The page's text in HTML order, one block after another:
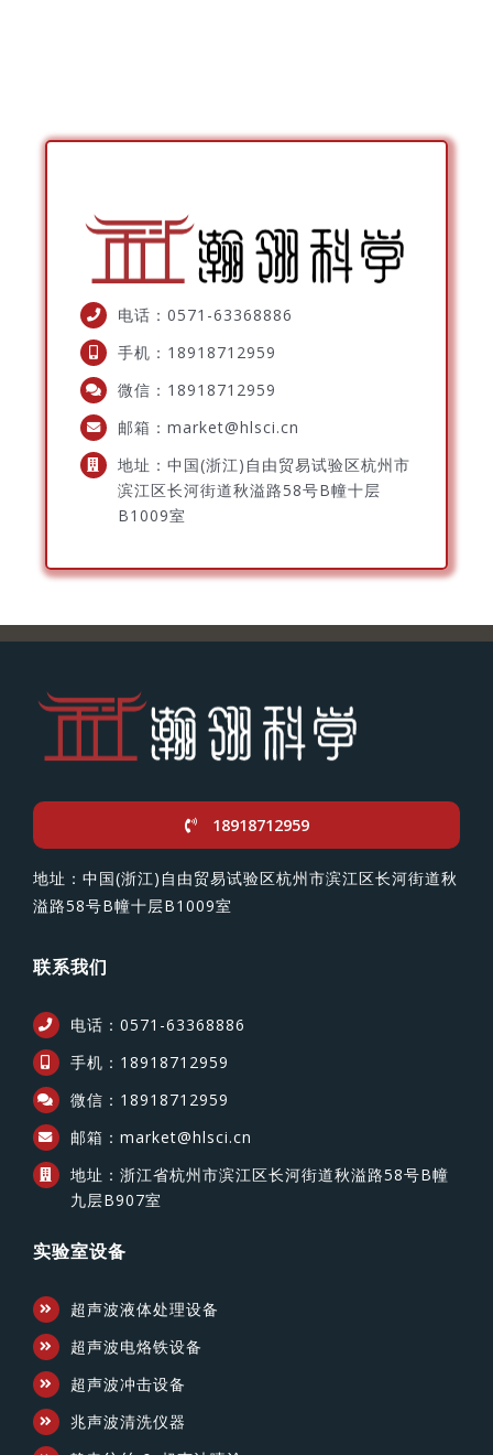
电话：0571-63368886
手机：18918712959
微信：18918712959
邮箱：market@hlsci.cn
地址：中国(浙江)自由贸易试验区杭州市
滨江区长河街道秋溢路58号B幢十层
B1009室
18918712959
地址：中国(浙江)自由贸易试验区杭州市滨江区长河街道秋
溢路58号B幢十层B1009室
联系我们
电话：0571-63368886
手机：18918712959
微信：18918712959
邮箱：market@hlsci.cn
地址：浙江省杭州市滨江区长河街道秋溢路58号B幢
九层B907室
实验室设备
超声波液体处理设备
超声波电烙铁设备
超声波冲击设备
兆声波清洗仪器